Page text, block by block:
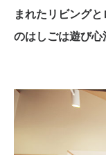
まれたリビングと
のはしごは遊び心